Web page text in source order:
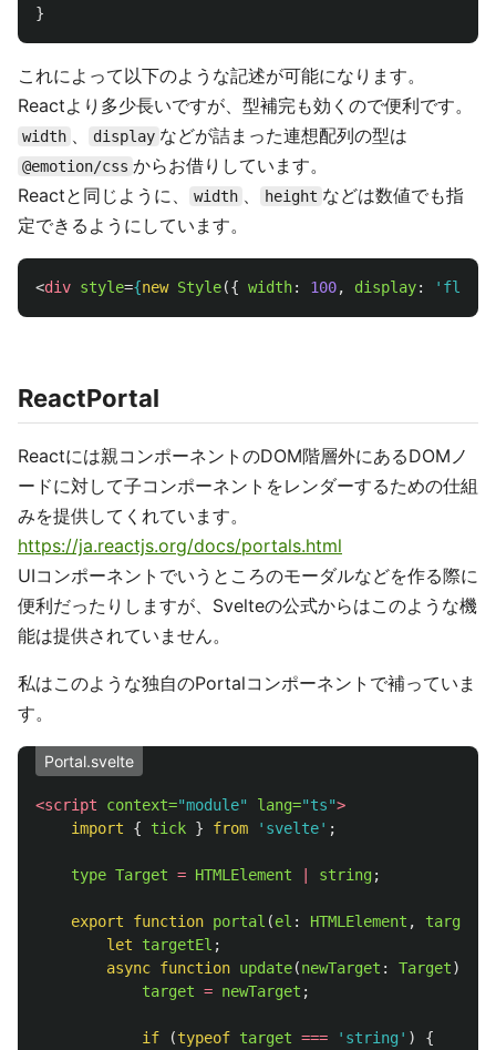
}
これによって以下のような記述が可能になります。
Reactより多少長いですが、型補完も効くので便利です。
width 、 display などが詰まった連想配列の型は
@emotion/css からお借りしています。
Reactと同じように、
width 、 height などは数値でも指
定できるようにしています。
<div style={new Style({ width: 100, display: ' flex
ReactPortal
Reactには親コンポーネントのDOM階層外にあるDOMノ
ードに対して子コンポーネントをレンダーするための仕組
みを提供してくれています。
https://ja.reactjs.org/docs/portals.html
UIコンポーネントでいうところのモーダルなどを作る際に
便利だったりしますが、Svelteの公式からはこのような機
能は提供されていません。
私はこのような独自のPortalコンポーネントで補っていま
す。
Portal.svelte
<script context="module" lang="ts">
import
{ tick } from ' svelte' ;
type Target = HTMLElement string;
export function portal (el : HTMLElement , target
let
targetEl ;
async function update(newTarget : Target)
target = newTarget ;
if (typeof target === ' string ' ) {